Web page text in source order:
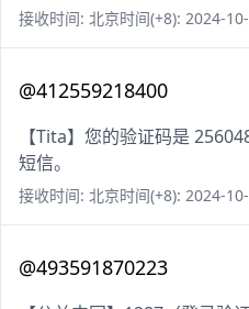
接收时间: 北京时间(+8): 2024-
@412559218400
【Tita】您的验证码是
短信。
接收时间: 北京时间(+8): 2024-
@493591870223